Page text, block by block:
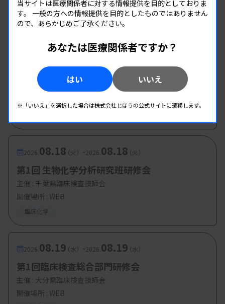
理体制を構築しています。ACTについては市販QC供
給停止の影響を受けた時期もありましたが、新機種
導入によって再びQC体制を整備できました。
また、『業務日誌』については、全ての診療科で共
通様式を整備し、イントラネットで共有しました。
日常点検や月1回のQC、エラー件数などを記録し、
看護師が記載と精度管理を担い、臨床検査部の業務
負担を最小限に抑えています。さらに、臨床検査部
が年次監査で記載状況を確認し、不備があれば是正
を求める仕組みとしました。このプロセスを通じて
記録意識が高まり、機器管理の標準化やトラブル予
防へとつながっています。
開催場所 : 和歌山県
血液
08.17 - 08.17
多職種公開講座 手話講習会2026
大阪府臨床検査技師会
2026. 08.18（火） -2026. 08.18（火）
第1回 生物化学分析研究班研修会
主催 : 千葉県臨床検査技師会
開催場所 : WEB
臨床化学
2026. 08.19（水） -2026. 08.19（水）
第1回臨床検査総合部門研修会
主催 : 大分県臨床検査技師会
開催場所 : WEB
当サイトは医療関係者に対する情報提供を目的としておりま
す。 一般の方への情報提供を目的としたものではありません
ので、あらかじめご了承ください。
あなたは医療関係者ですか？
はい いいえ
※「いいえ」を選択した場合は株式会社じほうの公式サイトに遷移します。